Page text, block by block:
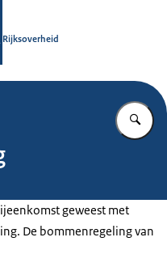
Rijksoverheid
geweest met
De bommenregeling van